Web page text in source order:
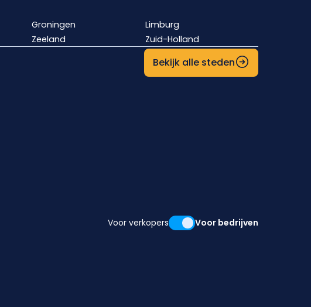
Groningen
Limburg
Zeeland Zuid-Holland
Bekijk alle steden
Voor verkopers Voor bedrijven